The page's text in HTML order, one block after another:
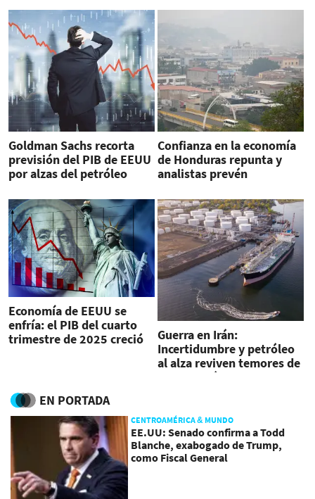
Goldman Sachs recorta
previsión del PIB de EEUU
por alzas del petróleo
Confianza en la economía
de Honduras repunta y
analistas prevén
Economía de EEUU se
enfría: el PIB del cuarto
trimestre de 2025 creció
Guerra en Irán:
Incertidumbre y petróleo
al alza reviven temores de
estanflación
EN PORTADA
CENTROAMÉRICA & MUNDO
EE.UU: Senado confirma a Todd
Blanche, exabogado de Trump,
como Fiscal General